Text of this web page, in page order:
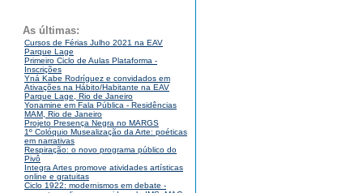
As últimas:
Cursos de Férias Julho 2021 na EAV
Parque Lage
Primeiro Ciclo de Aulas Plataforma -
Inscrições
Yná Kabe Rodríguez e convidados em
Ativações na Hábito/Habitante na EAV
Parque Lage, Rio de Janeiro
Yonamine em Fala Pública - Residências
MAM, Rio de Janeiro
Projeto Presença Negra no MARGS
1º Colóquio Musealização da Arte: poéticas
em narrativas
Respiração: o novo programa público do
Pivô
Integra Artes promove atividades artísticas
online e gratuitas
Ciclo 1922: modernismos em debate -